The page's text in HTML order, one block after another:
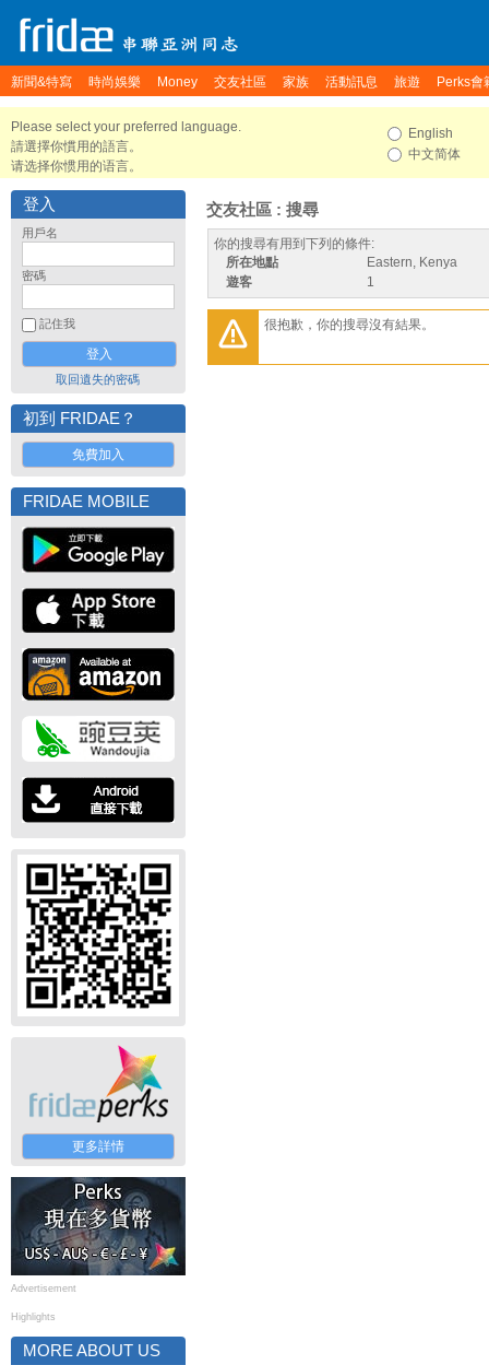
新聞&特寫 時尚娛樂 Money 交友社區 家族 活動訊息 旅遊 Perks會
Please select your preferred language.
請選擇你慣用的語言。
请选择你惯用的语言。
English
中文简体
登入
用戶名
密碼
記住我
取回遺失的密碼
初到 FRIDAE？
免費加入
FRIDAE MOBILE
更多詳情
Advertisement
Highlights
MORE ABOUT US
交友社區 : 搜尋
你的搜尋有用到下列的條件:
所在地點
Eastern, Kenya
遊客
1
很抱歉，你的搜尋沒有結果。